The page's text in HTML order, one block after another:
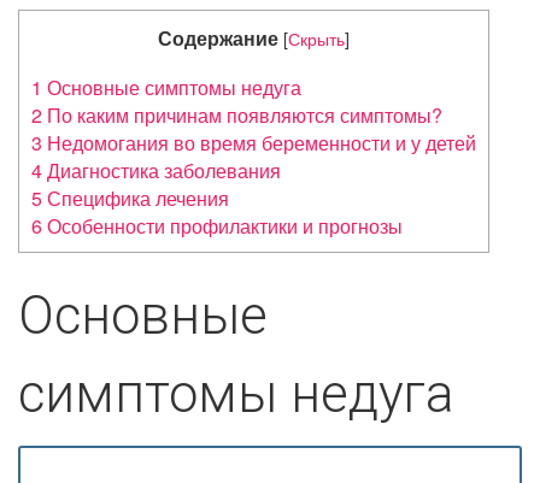
Содержание [Скрыть]
1 Основные симптомы недуга
2 По каким причинам появляются симптомы?
3 Недомогания во время беременности и у детей
4Диагностика заболевания
5Специфика лечения
6Особенности профилактики и прогнозы
Основные
симптомы недуга